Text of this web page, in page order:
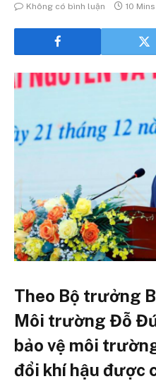
Không có bình luận
10
Theo Bộ trưởng
Môi trường Đỗ
bảo vệ môi
đổi khí hậu được